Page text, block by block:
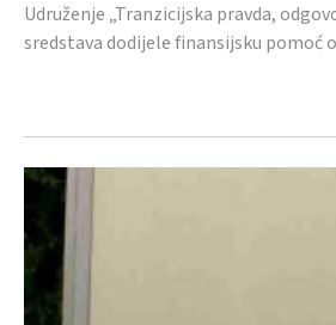
Udruženje „Tranzicijska pravda,
sredstava dodijele finansijsku pomoć